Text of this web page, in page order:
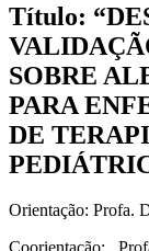
Título:
SOBRE
PARA
DE
Orientação: Profa.